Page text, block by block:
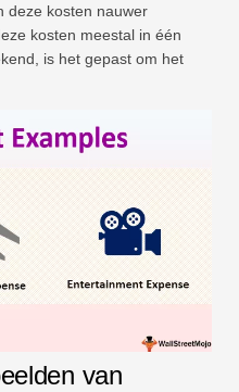
deze kosten nauwer
kosten meestal in één
is het gepast om het
van